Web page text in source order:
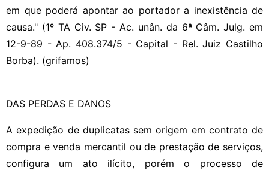
em que poderá apontar ao portador a inexistência de
causa." (1º TA Civ. SP - Ac. unân. da 6ª Câm. Julg. em
12-9-89 - Ap. 408.374/5 - Capital - Rel. Juiz Castilho
Borba). (grifamos)
DAS PERDAS E DANOS
A expedição de duplicatas sem origem em contrato de
compra e venda mercantil ou de prestação de serviços,
configura um ato ilícito, porém o processo de